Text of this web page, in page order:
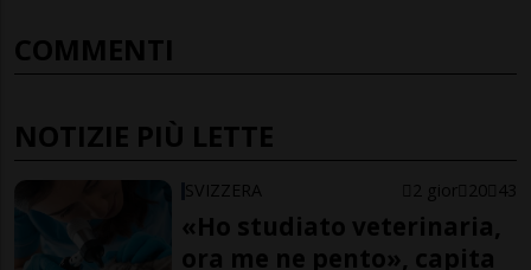
COMMENTI
NOTIZIE PIÙ LETTE
SVIZZERA 2 gior 20 43
«Ho studiato veterinaria,
ora me ne pento», capita